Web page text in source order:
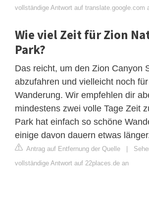
vollständige Antwort auf translate.google.com
Wie viel Zeit für Zion
Park?
Das reicht, um den Zion Canyon
abzufahren und vielleicht noch
Wanderung. Wir empfehlen dir
mindestens zwei volle Tage Zeit
Park hat einfach so schöne
einige davon dauern etwas
Antrag auf Entfernung der Quelle |
vollständige Antwort auf 22places.de an